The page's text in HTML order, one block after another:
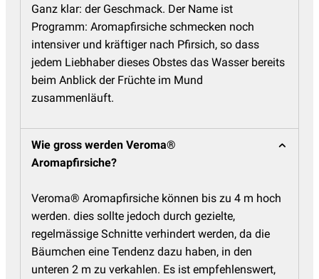
Ganz klar: der Geschmack. Der Name ist
Programm: Aromapfirsiche schmecken noch
intensiver und kräftiger nach Pfirsich, so dass
jedem Liebhaber dieses Obstes das Wasser bereits
beim Anblick der Früchte im Mund
zusammenläuft.
Wie gross werden Veroma®
Aromapfirsiche?
Veroma® Aromapfirsiche können bis zu 4 m hoch
werden. dies sollte jedoch durch gezielte,
regelmässige Schnitte verhindert werden, da die
Bäumchen eine Tendenz dazu haben, in den
unteren 2 m zu verkahlen. Es ist empfehlenswert,